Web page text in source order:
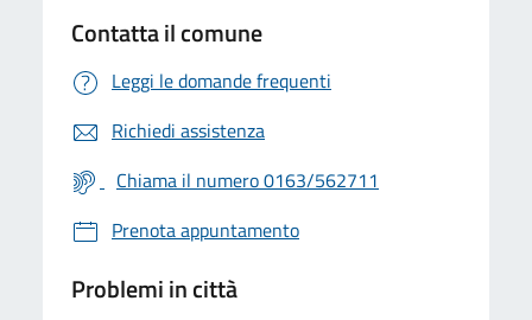
Contatta il comune
Leggi le domande frequenti
Richiedi assistenza
Chiama il numero 0163/562711
Prenota appuntamento
Problemi in città